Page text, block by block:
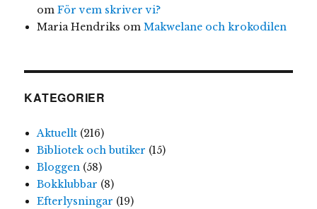
om För vem skriver vi?
Maria Hendriks om Makwelane och krokodilen
KATEGORIER
Aktuellt(216)
Bibliotek och butiker (15)
Bloggen(58)
Bokklubbar (8)
Efterlysningar (19)